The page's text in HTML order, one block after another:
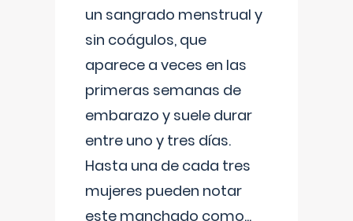
un sangrado menstrual y
sin coágulos, que
aparece a veces en las
primeras semanas de
embarazo y suele durar
entre uno y tres días.
Hasta una de cada tres
mujeres pueden notar
este manchado como...